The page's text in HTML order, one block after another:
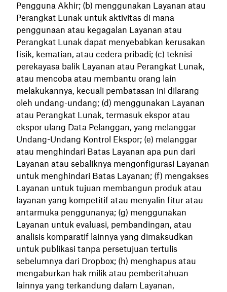
Pengguna Akhir; (b) menggunakan Layanan atau
Perangkat Lunak untuk aktivitas di mana
penggunaan atau kegagalan Layanan atau
Perangkat Lunak dapat menyebabkan kerusakan
fisik, kematian, atau cedera pribadi; (c) teknisi
perekayasa balik Layanan atau Perangkat Lunak,
atau mencoba atau membantu orang lain
melakukannya, kecuali pembatasan ini dilarang
oleh undang-undang; (d) menggunakan Layanan
atau Perangkat Lunak, termasuk ekspor atau
ekspor ulang Data Pelanggan, yang melanggar
Undang-Undang Kontrol Ekspor; (e) melanggar
atau menghindari Batas Layanan apa pun dari
Layanan atau sebaliknya mengonfigurasi Layanan
untuk menghindari Batas Layanan; (f) mengakses
Layanan untuk tujuan membangun produk atau
layanan yang kompetitif atau menyalin fitur atau
antarmuka penggunanya; (g) menggunakan
Layanan untuk evaluasi, pembandingan, atau
analisis komparatif lainnya yang dimaksudkan
untuk publikasi tanpa persetujuan tertulis
sebelumnya dari Dropbox; (h) menghapus atau
mengaburkan hak milik atau pemberitahuan
lainnya yang terkandung dalam Layanan,